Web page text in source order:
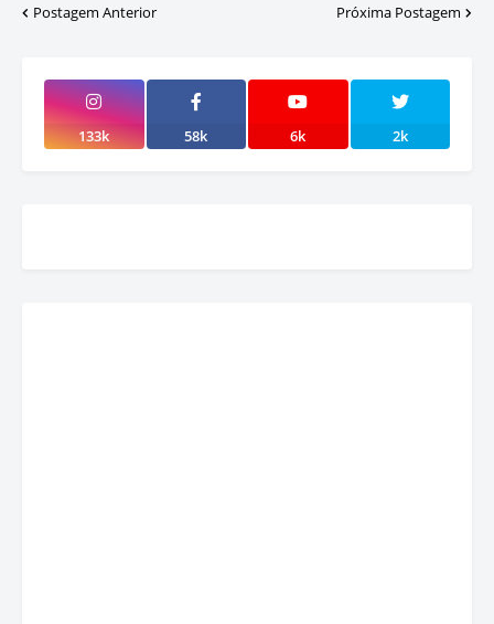
Postagem Anterior Próxima Postagem
133k 58k 6k 2k